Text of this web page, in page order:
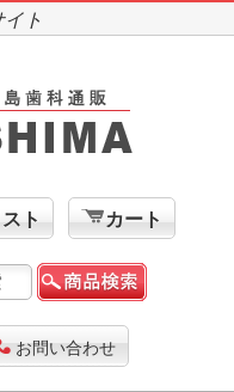
ト
ト カート
お問い合わせ